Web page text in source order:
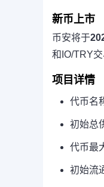
新币上市
币安将于
和IO/TRY
项目详情
代币名
初始总
代币最
初始流